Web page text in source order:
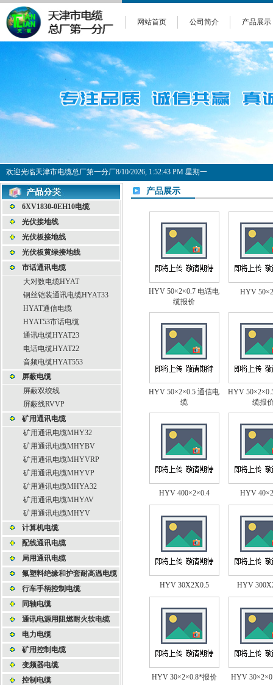
网站首页 公司简介 产品展示
欢迎光临天津市电缆总厂第一分厂8/10/2026, 1:52:43 PM 星期一
6XV1830-0EH10电缆
光伏接地线
光伏板接地线
光伏板黄绿接地线
市话通讯电缆
大对数电缆HYAT
钢丝铠装通讯电缆HYAT33
HYAT通信电缆
HYAT53市话电缆
通讯电缆HYAT23
电话电缆HYAT22
音频电缆HYAT553
屏蔽电缆
屏蔽双绞线
屏蔽线RVVP
矿用通讯电缆
矿用通讯电缆MHY32
矿用通讯电缆MHYBV
矿用通讯电缆MHYVRP
矿用通讯电缆MHYVP
矿用通讯电缆MHYA32
矿用通讯电缆MHYAV
矿用通讯电缆MHYV
计算机电缆
配线通讯电缆
局用通讯电缆
氟塑料绝缘和护套耐高温电缆
行车手柄控制电缆
同轴电缆
通讯电源用阻燃耐火软电缆
电力电缆
矿用控制电缆
变频器电缆
控制电缆
产品展示
HYV 50×2×0.7 电话电
缆报价
HYV
HYV 50×2×0.5 通信电
缆
HYV
缆报
HYV 400×2×0.4 HYV
HYV 30X2X0.5 HYV
HYV 30×2×0.8*报价 HYV